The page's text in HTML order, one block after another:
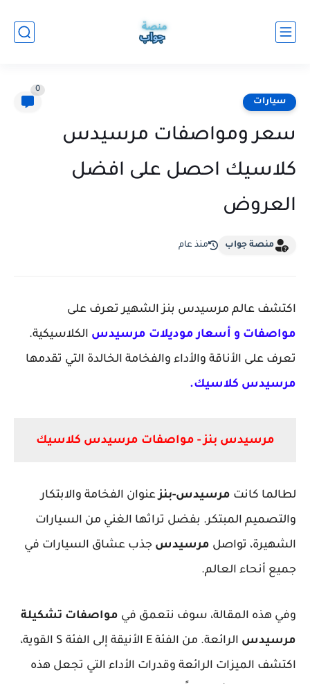
سيارات
0
سعر ومواصفات مرسيدس
كلاسيك احصل على افضل
العروض
منصة جواب منذ عام
اكتشف عالم مرسيدس بنز الشهير تعرف على
مواصفات و أسعار موديلات مرسيدس الكلاسيكية.
تعرف على الأناقة والأداء والفخامة الخالدة التي تقدمها
مرسيدس كلاسيك.
مرسيدس بنز - مواصفات مرسيدس كلاسيك
لطالما كانت مرسيدس-بنزعنوان الفخامة والابتكار
والتصميم المبتكر. بفضل تراثها الغني من السيارات
الشهيرة، تواصل مرسيدس جذب عشاق السيارات في
جميع أنحاء العالم.
وفي هذه المقالة، سوف نتعمق في مواصفات تشكيلة
مرسيدس
الرائعة. من الفئة E الأنيقة إلى الفئة S القوية،
اكتشف الميزات الرائعة وقدرات الأداء التي تجعل هذه